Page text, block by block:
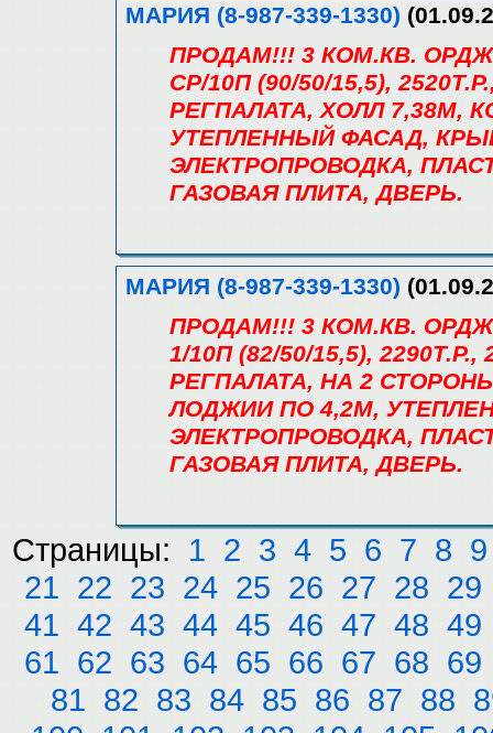
МАРИЯ (8-987-339-1330)
ПРОДАМ!!! 3 КОМ.КВ.
СР/10П (90/50/15,5),
РЕГПАЛАТА, ХОЛЛ 7,38М,
УТЕПЛЕННЫЙ ФАСАД,
ЭЛЕКТРОПРОВОДКА,
ГАЗОВАЯ ПЛИТА, ДВЕРЬ.
МАРИЯ (8-987-339-1330)
ПРОДАМ!!! 3 КОМ.КВ.
1/10П (82/50/15,5),
РЕГПАЛАТА, НА 2
ЛОДЖИИ ПО 4,2М,
ЭЛЕКТРОПРОВОДКА,
ГАЗОВАЯ ПЛИТА, ДВЕРЬ.
Страницы: 1 2 3 4 5 6 7 8 9
21 22 23 24 25 26 27 28 29
41 42 43 44 45 46 47 48 49
61 62 63 64 65 66 67 68 69
81 82 83 84 85 86 87 88